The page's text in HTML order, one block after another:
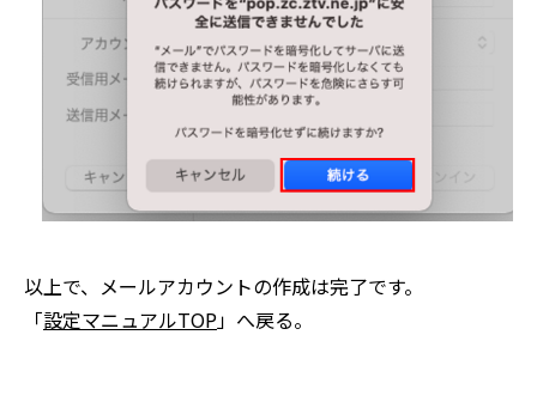
以上で、メールアカウントの作成は完了です。
「設定マニュアルTOP」へ戻る。